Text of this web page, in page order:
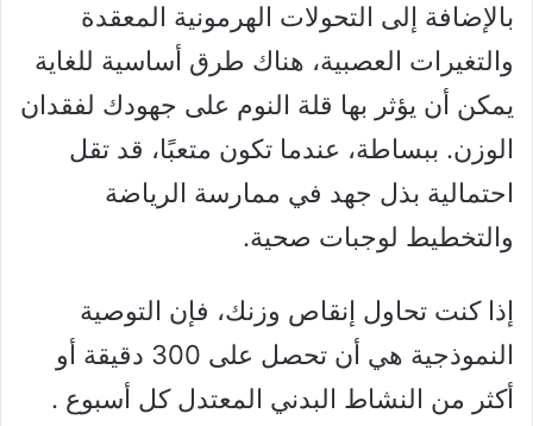
بالإضافة إلى التحولات الهرمونية المعقدة
والتغيرات العصبية، هناك طرق أساسية للغاية
يمكن أن يؤثر بها قلة النوم على جهودك لفقدان
الوزن. ببساطة، عندما تكون متعبًا، قد تقل
احتمالية بذل جهد في ممارسة الرياضة
والتخطيط لوجبات صحية.
إذا كنت تحاول إنقاص وزنك، فإن التوصية
النموذجية هي أن تحصل على 300 دقيقة أو
أكثر من النشاط البدني المعتدل كل أسبوع .